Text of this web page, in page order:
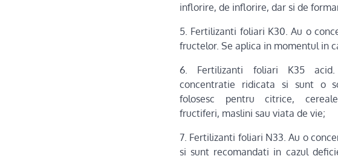
inflorire, de inflorire, dar si de
5. Fertilizanti foliari K30. Au o
fructelor. Se aplica in momentul in
6. Fertilizanti foliari K35
concentratie ridicata si sunt o
folosesc pentru citrice,
fructiferi, maslini sau viata de vie;
7. Fertilizanti foliari N33. Au o
si sunt recomandati in cazul